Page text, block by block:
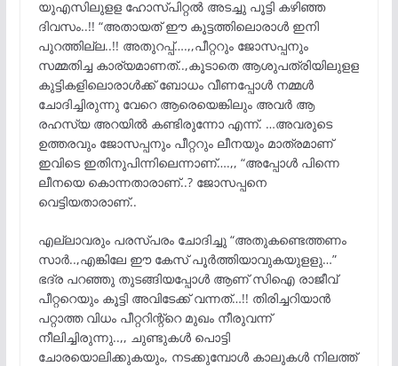
യുഎസിലുളള ഹോസ്പിറ്റൽ അടച്ചു പൂട്ടി കഴിഞ്ഞ
ദിവസം..!! “അതായത് ഈ കൂട്ടത്തിലൊരാൾ ഇനി
പുറത്തില്ല..!! അതുറപ്പ്….,,പീറ്ററും ജോസപ്പനും
സമ്മതിച്ച കാര്യമാണത്..,കൂടാതെ ആശുപത്രിയിലുളള
കുട്ടികളിലൊരാൾക്ക് ബോധം വീണപ്പോൾ നമ്മൾ
ചോദിച്ചിരുന്നു വേറെ ആരെയെങ്കിലും അവർ ആ
രഹസ്യ അറയിൽ കണ്ടിരുന്നോ എന്ന്. …അവരുടെ
ഉത്തരവും ജോസപ്പനും പീറ്ററും ലീനയും മാത്രമാണ്
ഇവിടെ ഇതിനുപിന്നിലെന്നാണ്….,, “അപ്പോൾ പിന്നെ
ലീനയെ കൊന്നതാരാണ്..? ജോസപ്പനെ
വെട്ടിയതാരാണ്..
എല്ലാവരും പരസ്പരം ചോദിച്ചു “അതുകണ്ടെത്തണം
സാർ..,എങ്കിലേ ഈ കേസ് പൂർത്തിയാവുകയുളളു…”
ഭദ്ര പറഞ്ഞു തുടങ്ങിയപ്പോൾ ആണ് സിഐ രാജീവ്
പീറ്ററെയും കൂട്ടി അവിടേക്ക് വന്നത്…!! തിരിച്ചറിയാൻ
പറ്റാത്ത വിധം പീറ്ററിന്റ്റെ മുഖം നീരുവന്ന്
നീലിച്ചിരുന്നു..,, ചുണ്ടുകൾ പൊട്ടി
ചോരയൊലിക്കുകയും, നടക്കുമ്പോൾ കാലുകൾ നിലത്ത്